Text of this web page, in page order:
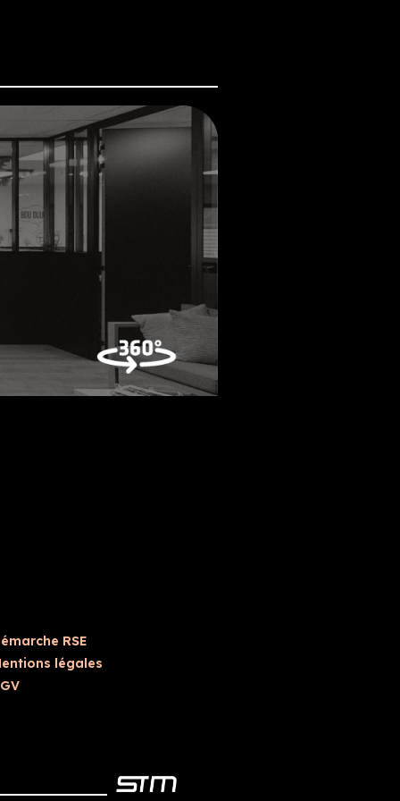
RSE
légales